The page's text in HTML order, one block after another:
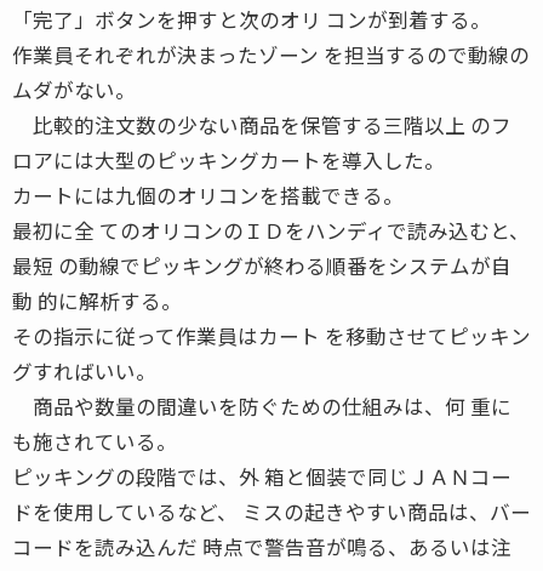
「完了」ボタンを押すと次のオリ コンが到着する。
作業員それぞれが決まったゾーン を担当するので動線の
ムダがない。
比較的注文数の少ない商品を保管する三階以上 のフ
ロアには大型のピッキングカートを導入した。
カートには九個のオリコンを搭載できる。
最初に全 てのオリコンのＩＤをハンディで読み込むと、
最短 の動線でピッキングが終わる順番をシステムが自
動 的に解析する。
その指示に従って作業員はカート を移動させてピッキン
グすればいい。
商品や数量の間違いを防ぐための仕組みは、何 重に
も施されている。
ピッキングの段階では、外 箱と個装で同じＪＡＮコー
ドを使用しているなど、 ミスの起きやすい商品は、バー
コードを読み込んだ 時点で警告音が鳴る、あるいは注